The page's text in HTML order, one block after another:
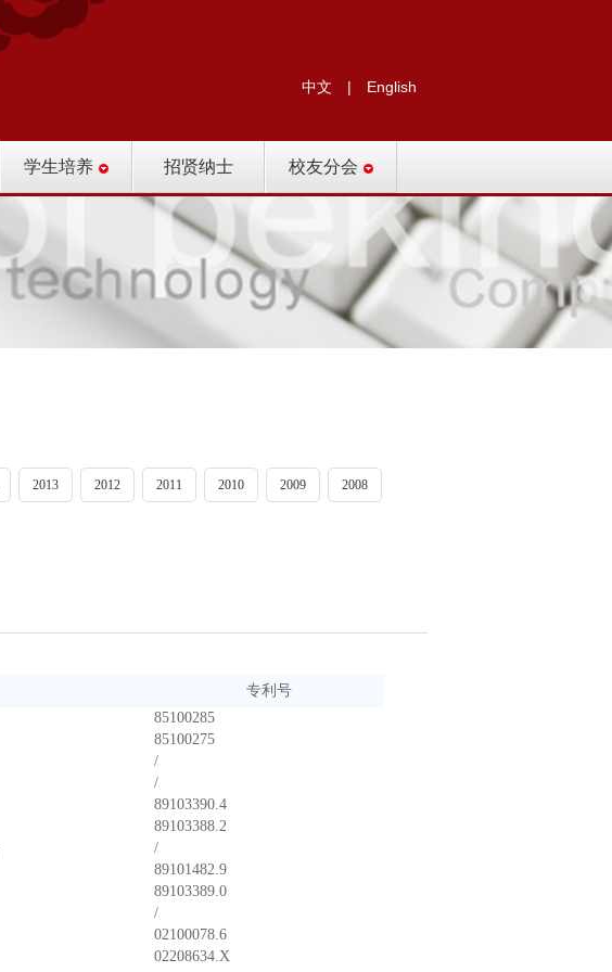
中文 | English
学生培养 招贤纳士 校友分会
2013 2012 2011 2010 2009 2008
专利号
85100285
85100275
/
/
89103390.4
89103388.2
/
89101482.9
89103389.0
/
02100078.6
02208634.X